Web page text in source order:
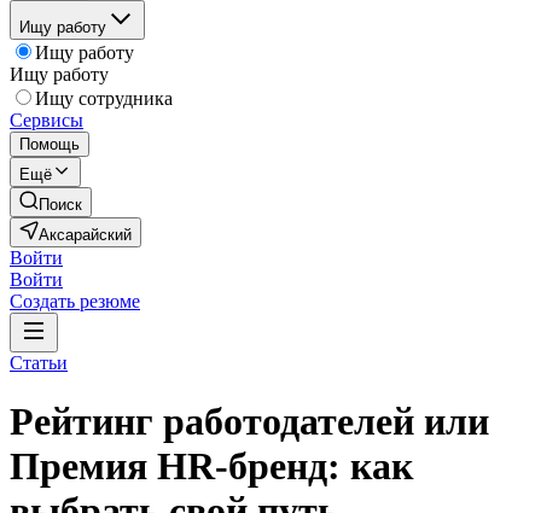
Ищу работу
Ищу работу
Ищу работу
Ищу сотрудника
Сервисы
Помощь
Ещё
Поиск
Аксарайский
Войти
Войти
Создать резюме
Статьи
Рейтинг работодателей или
Премия HR-бренд: как